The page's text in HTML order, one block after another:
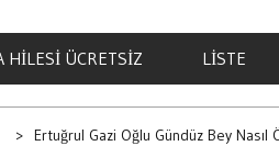
HILESI ÜCRETSIZ LISTE
Ertuğrul Gazi Oğlu Gündüz Bey Nasıl